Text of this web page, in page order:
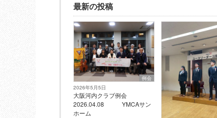
最新の投稿
例会
2026年5月5日
大阪河内クラブ例会
2026.04.08 YMCAサン
ホーム